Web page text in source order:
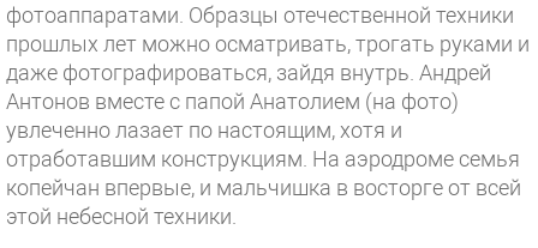
фотоаппаратами. Образцы отечественной техники
прошлых лет можно осматривать, трогать руками и
даже фотографироваться, зайдя внутрь. Андрей
Антонов вместе с папой Анатолием (на фото)
увлеченно лазает по настоящим, хотя и
отработавшим конструкциям. На аэродроме семья
копейчан впервые, и мальчишка в восторге от всей
этой небесной техники.